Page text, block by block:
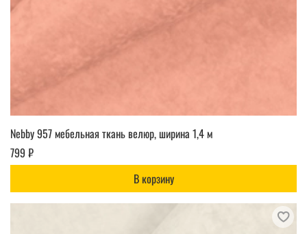
Nebby 957 мебельная ткань велюр, ширина 1,4 м
799 ₽
В корзину